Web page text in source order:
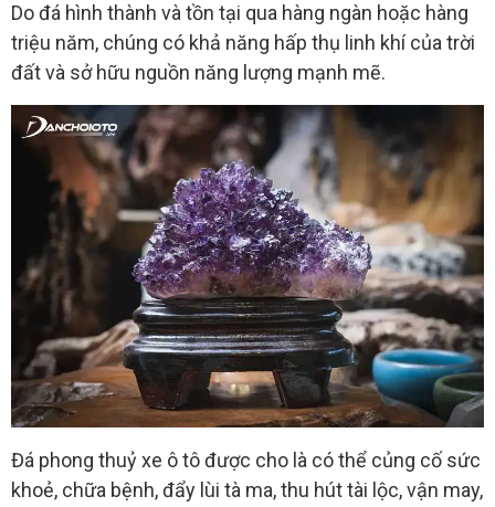
Do đá hình thành và tồn tại qua hàng ngàn hoặc hàng
triệu năm, chúng có khả năng hấp thụ linh khí của trời
đất và sở hữu nguồn năng lượng mạnh mẽ.
Đá phong thuỷ xe ô tô được cho là có thể củng cố sức
khoẻ, chữa bệnh, đẩy lùi tà ma, thu hút tài lộc, vận may,